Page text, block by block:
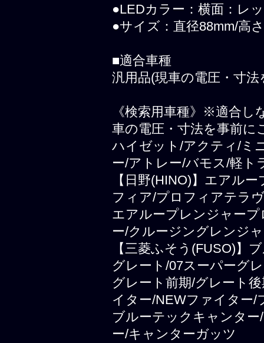
●LEDカラー：横面：レ
●サイズ：直径88mm/高
■適合車種
汎用品(現車の電圧・寸
《検索用車種》※適合し
車の電圧・寸法を事前に
ハイゼット/アクティ/ミ
ー/アトレー/バモス/軽ト
【日野(HINO)】エアル
フィア/プロフィアテラ
エアループレンジャー
ー/クルージングレンジ
【三菱ふそう(FUSO)】
グレート/07スーパーグ
グレート前期/グレート
イター/NEWファイター/
ブルーテックキャンタ
ー/キャンターガッツ